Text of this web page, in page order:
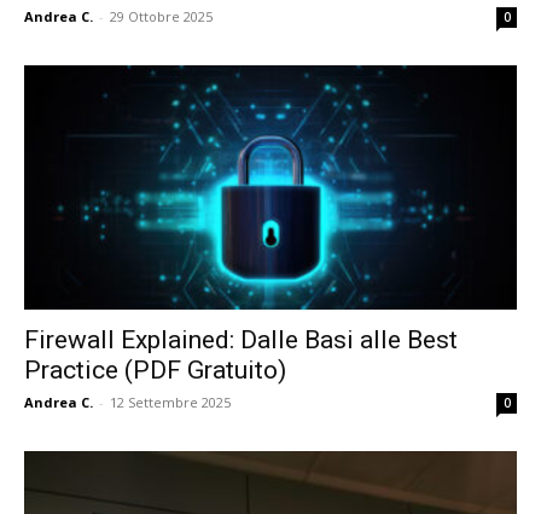
Andrea C. - 29 Ottobre 2025 0
Firewall Explained: Dalle Basi alle Best
Practice (PDF Gratuito)
Andrea C. - 12 Settembre 2025 0